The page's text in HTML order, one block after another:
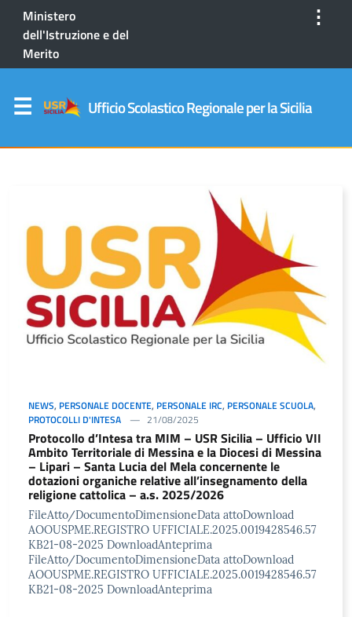
Ministero
dell'Istruzione e del
Merito
⋮
Ufficio Scolastico Regionale per la Sicilia
NEWS, PERSONALE DOCENTE, PERSONALE IRC, PERSONALE SCUOLA,
PROTOCOLLI D'INTESA
21/08/2025
Protocollo d’Intesa tra MIM – USR Sicilia – Ufficio VII
Ambito Territoriale di Messina e la Diocesi di Messina
– Lipari – Santa Lucia del Mela concernente le
dotazioni organiche relative all’insegnamento della
religione cattolica – a.s. 2025/2026
FileAtto/DocumentoDimensioneData attoDownload
AOOUSPME.REGISTRO UFFICIALE.2025.0019428546.57
KB21-08-2025 DownloadAnteprima
FileAtto/DocumentoDimensioneData attoDownload
AOOUSPME.REGISTRO UFFICIALE.2025.0019428546.57
KB21-08-2025 DownloadAnteprima